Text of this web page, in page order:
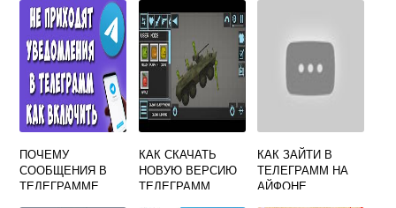
ПОЧЕМУ
СООБЩЕНИЯ В
ТЕЛЕГРАММЕ
КАК СКАЧАТЬ
НОВУЮ ВЕРСИЮ
ТЕЛЕГРАММ
КАК ЗАЙТИ В
ТЕЛЕГРАММ НА
АЙФОНЕ